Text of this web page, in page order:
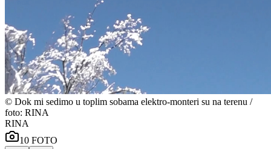
© Dok mi sedimo u toplim sobama elektro-monteri su na terenu /
foto: RINA
RINA
10 FOTO